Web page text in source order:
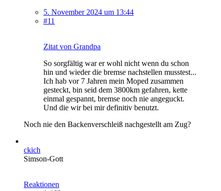
5. November 2024 um 13:44
#11
Zitat von Grandpa
So sorgfältig war er wohl nicht wenn du schon
hin und wieder die bremse nachstellen musstest...
Ich hab vor 7 Jahren mein Moped zusammen
gesteckt, bin seid dem 3800km gefahren, kette
einmal gespannt, bremse noch nie angeguckt.
Und die wir bei mir definitiv benutzt.
Noch nie den Backenverschleiß nachgestellt am Zug?
ckich
Simson-Gott
Reaktionen